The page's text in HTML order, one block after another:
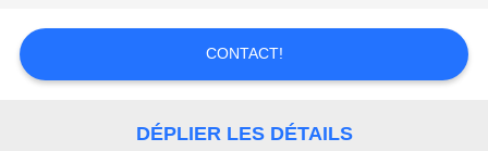
CONTACTEZ-
NOUS
NOUVELLES
CONTACT!
DÉPLIER LES DÉTAILS